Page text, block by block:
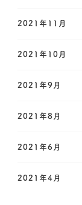
2021年11月
2021年10月
2021年9月
2021年8月
2021年6月
2021年4月